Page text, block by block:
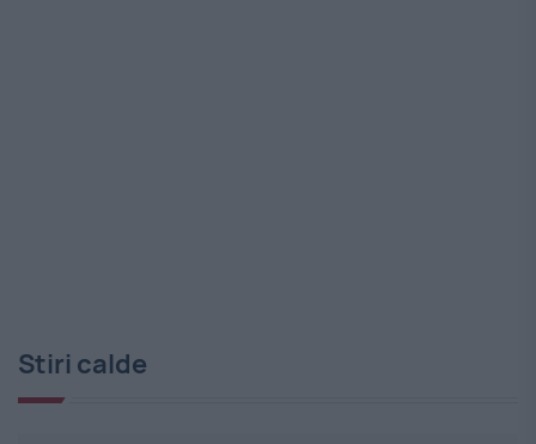
Stiri calde